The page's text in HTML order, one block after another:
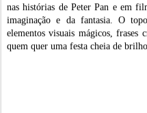
nas histórias de Peter Pan e em
imaginação e da fantasia. O
elementos visuais mágicos,
quem quer uma festa cheia de